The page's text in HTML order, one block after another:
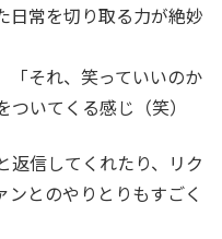
日常を切り取る力が絶妙
「それ、笑っていいのか
いてくる感じ（笑）
返信してくれたり、リク
とのやりとりもすごく